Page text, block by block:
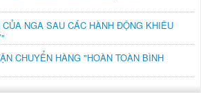
NGA SAU CÁC HÀNH ĐỘNG KHIÊU
CHUYỂN HÀNG "HOÀN TOÀN BÌNH